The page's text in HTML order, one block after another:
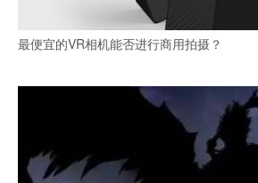
最便宜的VR相机能否进行商用拍摄？